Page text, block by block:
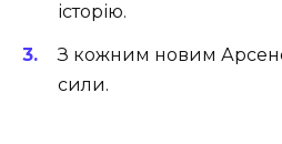
історію.
З кожним новим
сили.